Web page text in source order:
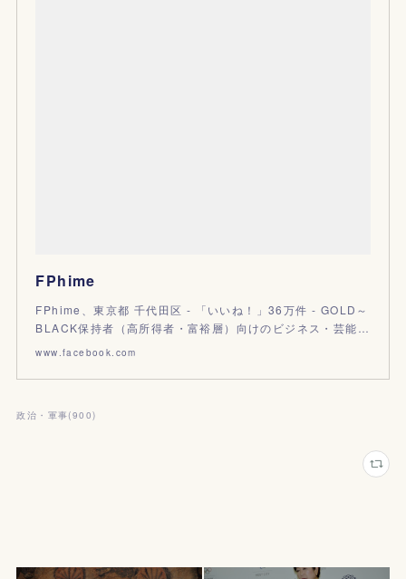
FPhime
FPhime、東京都 千代田区 - 「いいね！」36万件 - GOLD～
BLACK保持者（高所得者・富裕層）向けのビジネス・芸能…
www.facebook.com
政治・軍事(900)